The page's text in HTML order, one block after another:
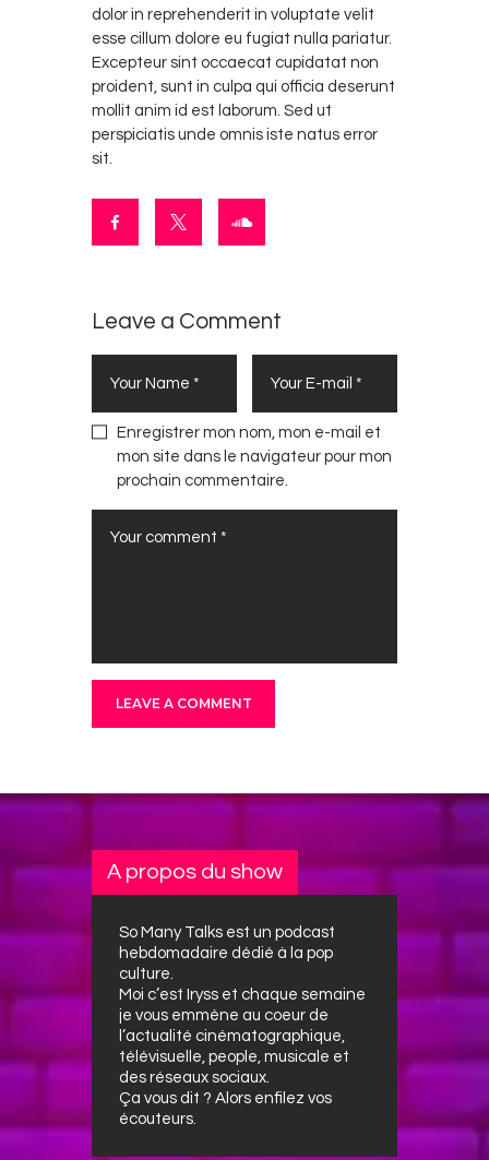
dolor in reprehenderit in voluptate velit
esse cillum dolore eu fugiat nulla pariatur.
Excepteur sint occaecat cupidatat non
proident, sunt in culpa qui officia deserunt
mollit anim id est laborum. Sed ut
perspiciatis unde omnis iste natus error
sit.
Leave a Comment
Enregistrer mon nom, mon e-mail et
mon site dans le navigateur pour mon
prochain commentaire.
A propos du show
So Many Talks est un podcast
hebdomadaire dédié à la pop
culture.
Moi c’est Iryss et chaque semaine
je vous emmène au coeur de
l’actualité cinématographique,
télévisuelle, people, musicale et
des réseaux sociaux.
Ça vous dit ? Alors enfilez vos
écouteurs.